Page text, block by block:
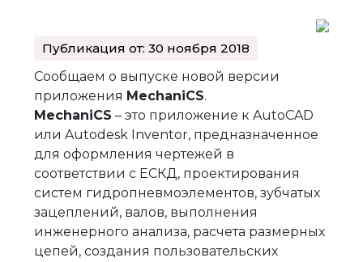
Публикация от: 30 ноября 2018
Сообщаем о выпуске новой версии
приложения MechaniCS.
MechaniCS – это приложение к AutoCAD
или Autodesk Inventor, предназначенное
для оформления чертежей в
соответствии с ЕСКД, проектирования
систем гидропневмоэлементов, зубчатых
зацеплений, валов, выполнения
инженерного анализа, расчета размерных
цепей, создания пользовательских